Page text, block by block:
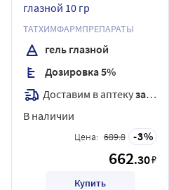
глазной 10 гр
ТАТХИМФАРМПРЕПАРАТЫ
гель глазной
Дозировка 5%
Доставим в аптекузавтра
В наличии
Цена: 689.8 3
662.30₽
Купить